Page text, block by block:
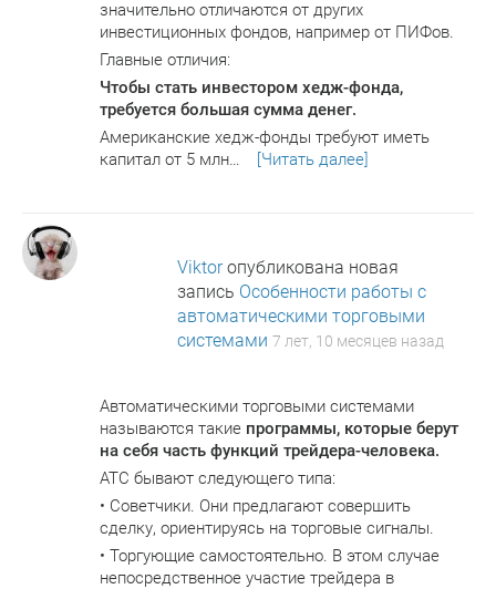
значительно отличаются от других
инвестиционных фондов, например от ПИФов.
Главные отличия:
Чтобы стать инвестором хедж-фонда,
требуется большая сумма денег.
Американские хедж-фонды требуют иметь
капитал от 5 млн…
[Читать далее]
Viktorопубликована новая
запись Особенности работы с
автоматическими торговыми
системами 7 лет, 10 месяцев назад
Автоматическими торговыми системами
называются такие программы, которые берут
на себя часть функций трейдера-человека.
АТС бывают следующего типа:
• Советчики. Они предлагают совершить
сделку, ориентируясь на торговые сигналы.
• Торгующие самостоятельно. В этом случае
непосредственное участие трейдера в